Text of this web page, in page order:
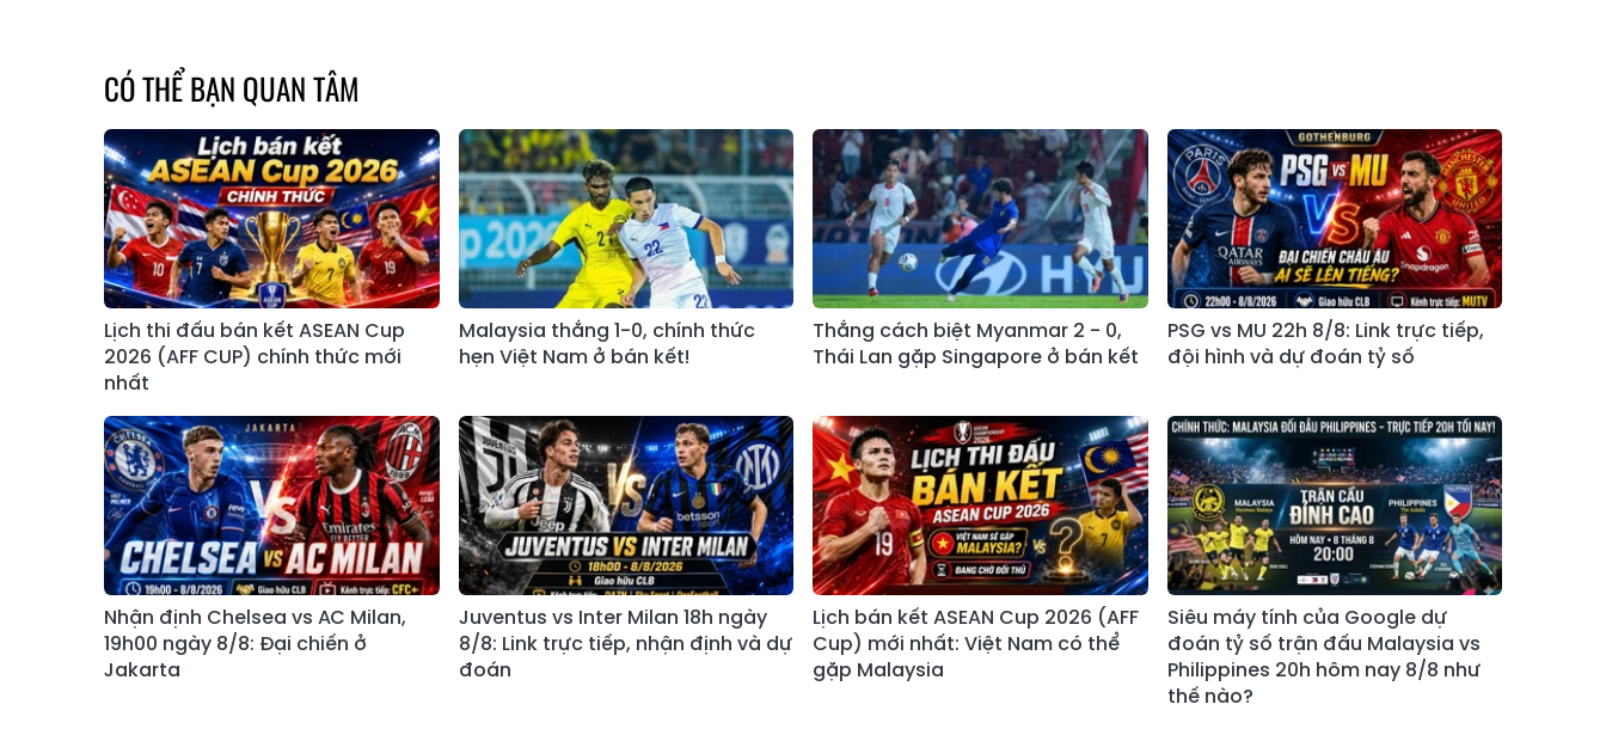
Xã Xuân Hòa
Xã Phúc Khánh
Xã Bảo Hà
Xã Mường Bo
Xã Bản Hồ
Xã Tả Van
Xã Tả Phìn
Xã Cốc Lầu
Xã Bảo Nhai
Xã Bản Liền
Xã Bắc Hà
Xã Tả Củ Tỷ
Xã Lùng Phình
Xã Pha Long
Xã Mường
Khương
Xã Bản Lầu
Xã Cao Sơn
Xã Si Ma Cai
Xã Sín Chéng
Xã Nậm Xé
Xã Ngũ Chỉ
Sơn
Xã Chế Tạo
Xã Lao Chải
CÓ THỂ BẠN QUAN TÂM
Lịch thi đấu bán kết ASEAN Cup
2026 (AFF CUP) chính thức mới
nhất
Malaysia thắng 1-0, chính thức
hẹn Việt Nam ở bán kết!
Thắng cách biệt Myanmar 2 - 0,
Thái Lan gặp Singapore ở bán kết
PSG vs MU 22h 8/8: Link trực tiếp,
đội hình và dự đoán tỷ số
Nhận định Chelsea vs AC Milan,
19h00 ngày 8/8: Đại chiến ở
Jakarta
Juventus vs Inter Milan 18h ngày
8/8: Link trực tiếp, nhận định và dự
đoán
Lịch bán kết ASEAN Cup 2026 (AFF
Cup) mới nhất: Việt Nam có thể
gặp Malaysia
Siêu máy tính của Google dự
đoán tỷ số trận đấu Malaysia vs
Philippines 20h hôm nay 8/8 như
thế nào?